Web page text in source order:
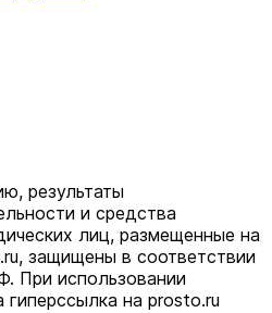
результаты
и средства
лиц, размещенные на
защищены в соответствии
При использовании
на prosto.ru